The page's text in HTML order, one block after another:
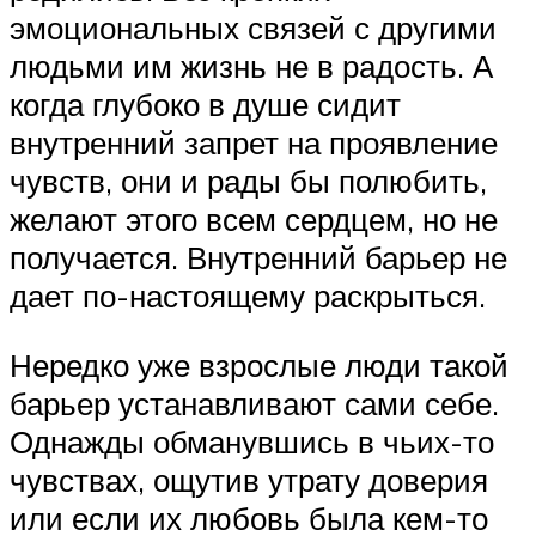
эмоциональных связей с другими
людьми им жизнь не в радость. А
когда глубоко в душе сидит
внутренний запрет на проявление
чувств, они и рады бы полюбить,
желают этого всем сердцем, но не
получается. Внутренний барьер не
дает по-настоящему раскрыться.
Нередко уже взрослые люди такой
барьер устанавливают сами себе.
Однажды обманувшись в чьих-то
чувствах, ощутив утрату доверия
или если их любовь была кем-то